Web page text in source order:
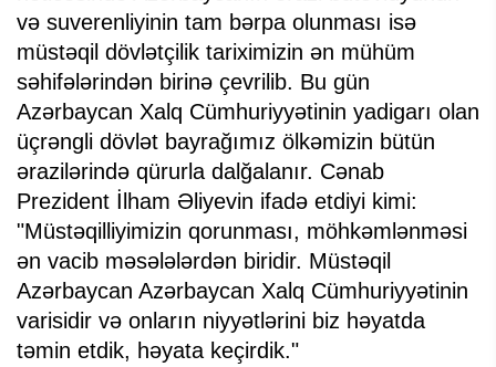
və suverenliyinin tam bərpa olunması isə
müstəqil dövlətçilik tariximizin ən mühüm
səhifələrindən birinə çevrilib. Bu gün
Azərbaycan Xalq Cümhuriyyətinin yadigarı olan
üçrəngli dövlət bayrağımız ölkəmizin bütün
ərazilərində qürurla dalğalanır. Cənab
Prezident İlham Əliyevin ifadə etdiyi kimi:
"Müstəqilliyimizin qorunması, möhkəmlənməsi
ən vacib məsələlərdən biridir. Müstəqil
Azərbaycan Azərbaycan Xalq Cümhuriyyətinin
varisidir və onların niyyətlərini biz həyatda
təmin etdik, həyata keçirdik."